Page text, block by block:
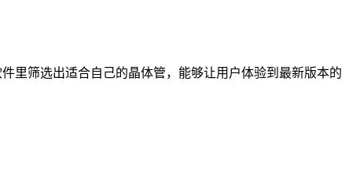
里筛选出适合自己的晶体管，能够让用户体验到最新版本的